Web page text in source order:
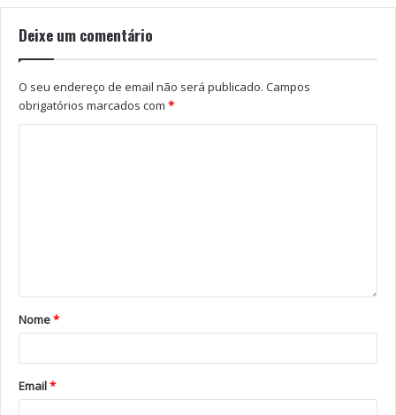
Tags
Deixe um comentário
O seu endereço de email não será publicado. Campos
obrigatórios marcados com *
Nome*
Email*